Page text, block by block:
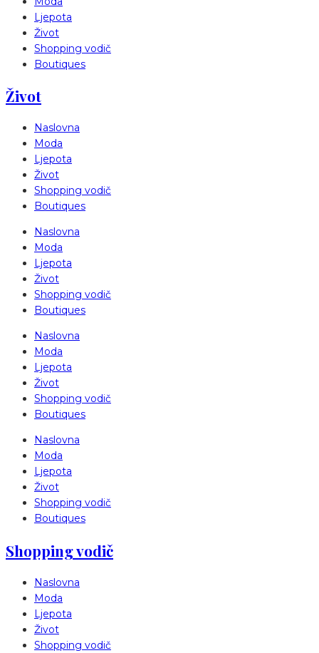
Ljepota
Život
Shopping vodič
Boutiques
Život
Naslovna
Moda
Ljepota
Život
Shopping vodič
Boutiques
Naslovna
Moda
Ljepota
Život
Shopping vodič
Boutiques
Naslovna
Moda
Ljepota
Život
Shopping vodič
Boutiques
Naslovna
Moda
Ljepota
Život
Shopping vodič
Boutiques
Shopping vodič
Naslovna
Moda
Ljepota
Život
Shopping vodič